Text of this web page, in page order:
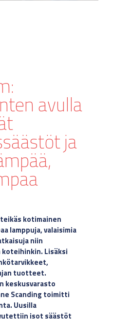
avulla
ja
kotimainen
lamppuja, valaisimia
niin
Lisäksi
tuotteet.
keskusvarasto
Scanding toimitti
Uusilla
isot säästöt